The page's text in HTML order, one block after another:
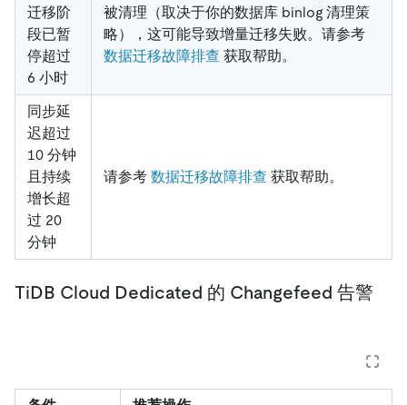
迁移阶
段已暂
停超过
6 小时
被清理（取决于你的数据库 binlog 清理策
略），这可能导致增量迁移失败。请参考
数据迁移故障排查 获取帮助。
同步延
迟超过
10 分钟
且持续
增长超
过 20
分钟
请参考 数据迁移故障排查 获取帮助。
TiDB Cloud Dedicated 的 Changefeed 告警